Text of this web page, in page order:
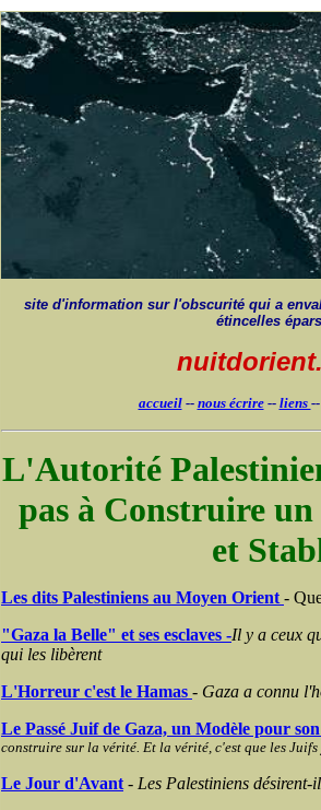
site d'information sur l'obscurité qui a
étincelles
accueil-- nous écrire-- liens
L'Autorité
pas à Construire
et
Les dits Palestiniens au Moyen Orient -
"Gaza la Belle" et ses esclaves -Il y a ceux
qui les libèrent
L'Horreur c'est le Hamas - Gaza a connu
Le Passé Juif de Gaza, un Modèle pour
construire sur la vérité. Et la vérité, c'est que les Juifs
Le Jour d'Avant - Les Palestiniens